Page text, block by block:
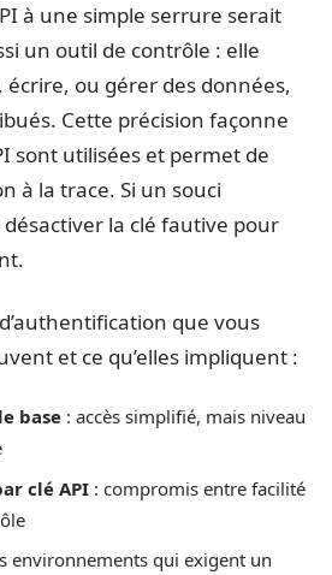
à une simple serrure serait
un outil de contrôle : elle
ou gérer des données,
Cette précision façonne
sont utilisées et permet de
à la trace. Si un souci
la clé fautive pour
que vous
et ce qu’elles impliquent :
base : accès simplifié, mais niveau
clé API : compromis entre facilité
environnements qui exigent un